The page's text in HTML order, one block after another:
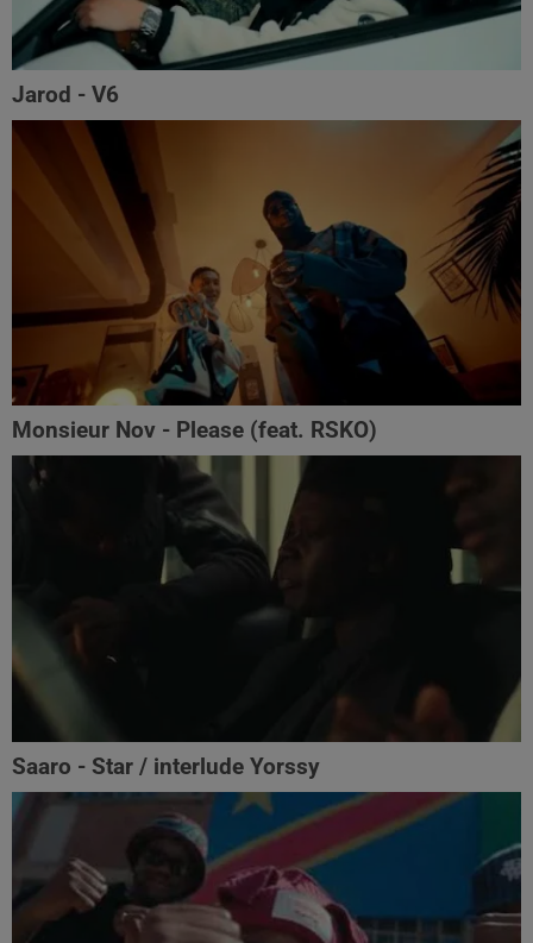
Jarod - V6
Monsieur Nov‬ - Please (feat. RSKO)
Saaro - Star / interlude Yorssy